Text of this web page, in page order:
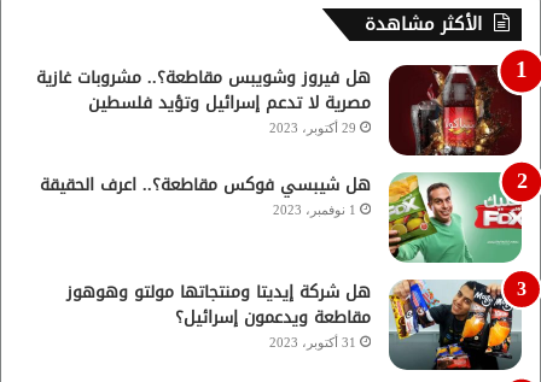
الأكثر مشاهدة
هل فيروز وشويبس مقاطعة؟.. مشروبات غازية
مصرية لا تدعم إسرائيل وتؤيد فلسطين
29 أكتوبر، 2023
هل شيبسي فوكس مقاطعة؟.. اعرف الحقيقة
1 نوفمبر، 2023
هل شركة إيديتا ومنتجاتها مولتو وهوهوز
مقاطعة ويدعمون إسرائيل؟
31 أكتوبر، 2023